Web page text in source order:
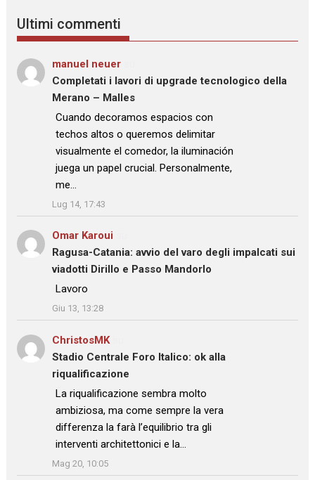
Ultimi commenti
manuel neuer
Completati i lavori di upgrade tecnologico della
Merano – Malles
: “
Cuando decoramos espacios con
techos altos o queremos delimitar
visualmente el comedor, la iluminación
juega un papel crucial. Personalmente,
me…
”
Lug 14, 17:43
Omar Karoui
Ragusa-Catania: avvio del varo degli impalcati sui
viadotti Dirillo e Passo Mandorlo
: “Lavoro
”
Giu 13, 13:28
ChristosMKsu
Stadio Centrale Foro Italico: ok alla
riqualificazione
: “La riqualificazione sembra molto
ambiziosa, ma come sempre la vera
differenza la farà l’equilibrio tra gli
interventi architettonici e la…
”
Mag 20, 10:05